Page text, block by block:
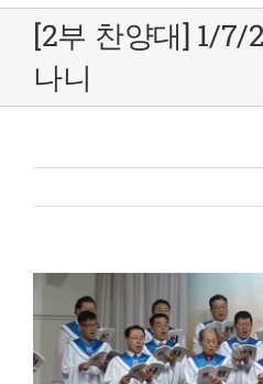
[2부 찬양대] 1/7/
나니